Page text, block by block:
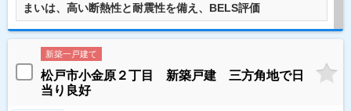
まいは、高い断熱性と耐震性を備え、BELS評価
新築一戸建て
松戸市小金原２丁目 新築戸建 三方角地で日
当り良好